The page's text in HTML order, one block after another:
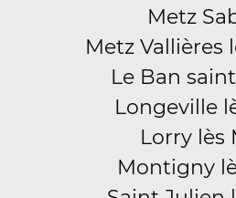
Metz
Metz Vallières
Le Ban
Longeville
Lorry lès
Montigny